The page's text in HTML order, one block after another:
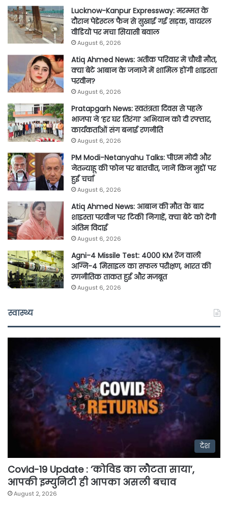
Lucknow-Kanpur Expressway: मरम्मत के
दौरान पेडेस्टल फैन से सुखाई गई सड़क, वायरल
वीडियो पर मचा सियासी बवाल
August 6, 2026
Atiq Ahmed News: अतीक परिवार में चौथी मौत,
क्या बेटे आबान के जनाजे में शामिल होंगी शाइस्ता
परवीन?
August 6, 2026
Pratapgarh News: स्वतंत्रता दिवस से पहले
भाजपा ने ‘हर घर तिरंगा’ अभियान को दी रफ्तार,
कार्यकर्ताओं संग बनाई रणनीति
August 6, 2026
PM Modi-Netanyahu Talks: पीएम मोदी और
नेतन्याहू की फोन पर बातचीत, जानें किन मुद्दों पर
हुई चर्चा
August 6, 2026
Atiq Ahmed News: आबान की मौत के बाद
शाइस्ता परवीन पर टिकी निगाहें, क्या बेटे को देंगी
अंतिम विदाई
August 6, 2026
Agni-4 Missile Test: 4000 KM रेंज वाली
अग्नि-4 मिसाइल का सफल परीक्षण, भारत की
रणनीतिक ताकत हुई और मजबूत
August 6, 2026
स्वास्थ्य
देश
Covid-19 Update : ‘कोविड का लौटता साया’,
आपकी इम्युनिटी ही आपका असली बचाव
August 2, 2026